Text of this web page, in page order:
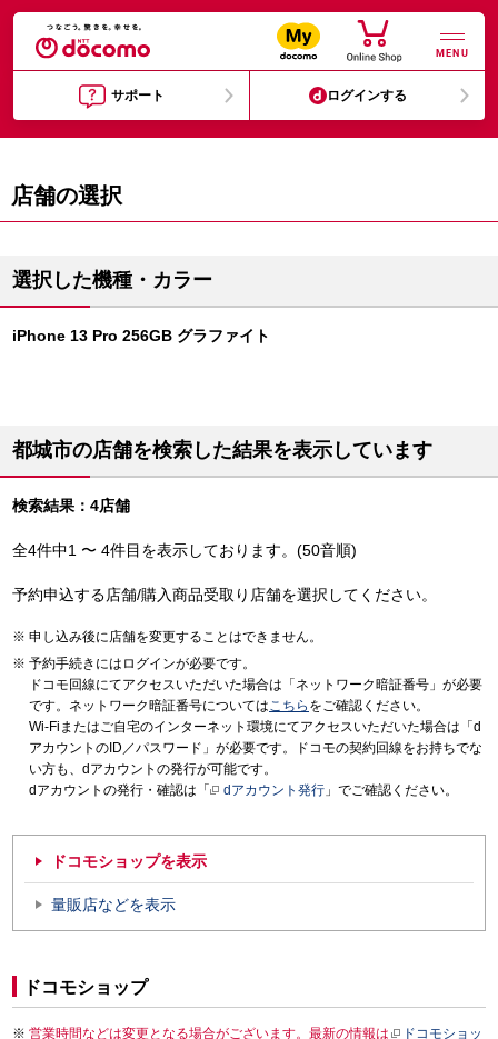
MENU
サポート ログインする
店舗の選択
選択した機種・カラー
iPhone 13 Pro 256GB グラファイト
都城市の店舗を検索した結果を表示しています
検索結果：4店舗
全4件中1 〜 4件目を表示しております。(50音順)
予約申込する店舗/購入商品受取り店舗を選択してください。
申し込み後に店舗を変更することはできません。
予約手続きにはログインが必要です。
ドコモ回線にてアクセスいただいた場合は「ネットワーク暗証番号」が必要
です。ネットワーク暗証番号についてはこちら をご確認ください。
Wi-Fiまたはご自宅のインターネット環境にてアクセスいただいた場合は「d
アカウントのID／パスワード」が必要です。ドコモの契約回線をお持ちでな
い方も、dアカウントの発行が可能です。
dアカウントの発行・確認は「
dアカウント発行 」でご確認ください。
ドコモショップを表示
量販店などを表示
ドコモショップ
営業時間などは変更となる場合がございます。最新の情報は
ドコモショッ